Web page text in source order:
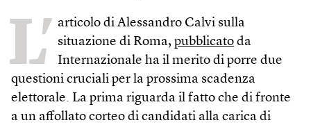
L’ articolo di Alessandro Calvi sulla
situazione di Roma, pubblicato da
Internazionale ha il merito di porre due
questioni cruciali per la prossima scadenza
elettorale. La prima riguarda il fatto che di fronte
a un affollato corteo di candidati alla carica di